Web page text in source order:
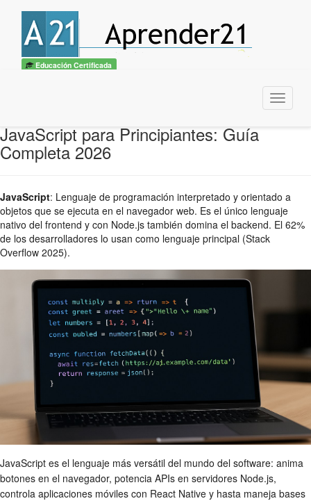
Educación Certificada
Menu
JavaScript para Principiantes: Guía
Completa 2026
JavaScript: Lenguaje de programación interpretado y orientado a
objetos que se ejecuta en el navegador web. Es el único lenguaje
nativo del frontend y con Node.js también domina el backend. El 62%
de los desarrolladores lo usan como lenguaje principal (Stack
Overflow 2025).
JavaScript es el lenguaje más versátil del mundo del software: anima
botones en el navegador, potencia APIs en servidores Node.js,
controla aplicaciones móviles con React Native y hasta maneja bases